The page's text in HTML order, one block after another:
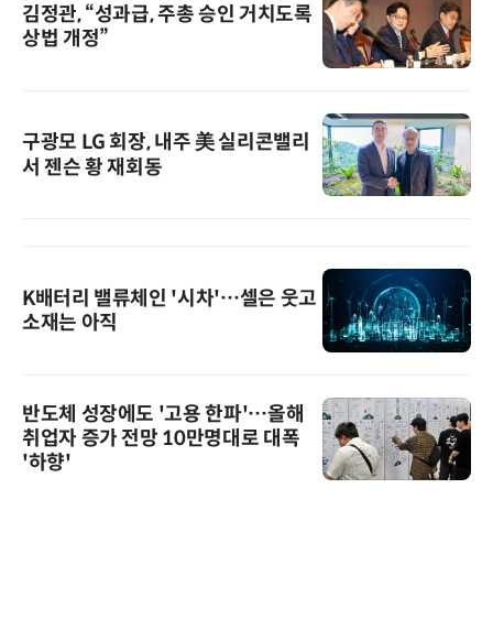
김정관, “성과급, 주총 승인 거치도록
상법 개정”
구광모 LG 회장, 내주 美 실리콘밸리
서 젠슨 황 재회동
K배터리 밸류체인 '시차'…셀은 웃고
소재는 아직
반도체 성장에도 '고용 한파'…올해
취업자 증가 전망 10만명대로 대폭
'하향'